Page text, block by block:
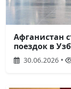
Афганистан
поездок в
30.06.2026 •